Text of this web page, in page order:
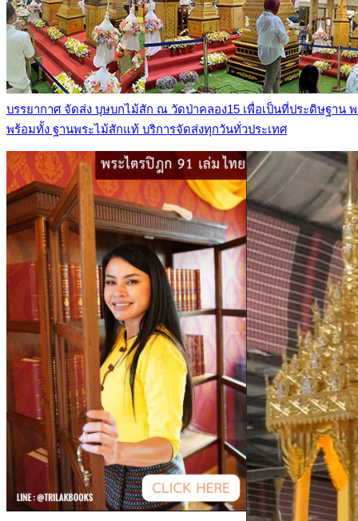
บรรยากาศ จัดส่ง บุษบกไม้สัก ณ วัดป่าคลอง15 เพื่อเป็นที่ประดิษฐาน
พร้อมทั้ง ฐานพระไม้สักแท้ บริการจัดส่งทุกวันทั่วประเทศ